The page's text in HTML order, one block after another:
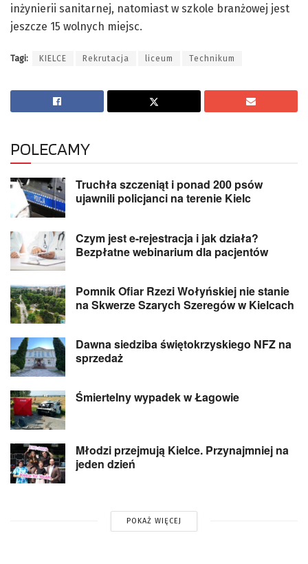
inżynierii sanitarnej, natomiast w szkole branżowej jest
jeszcze 15 wolnych miejsc.
Tagi: KIELCE Rekrutacja liceum Technikum
POLECAMY
Truchła szczeniąt i ponad 200 psów
ujawnili policjanci na terenie Kielc
Czym jest e-rejestracja i jak działa?
Bezpłatne webinarium dla pacjentów
Pomnik Ofiar Rzezi Wołyńskiej nie stanie
na Skwerze Szarych Szeregów w Kielcach
Dawna siedziba świętokrzyskiego NFZ na
sprzedaż
Śmiertelny wypadek w Łagowie
Młodzi przejmują Kielce. Przynajmniej na
jeden dzień
POKAŻ WIĘCEJ